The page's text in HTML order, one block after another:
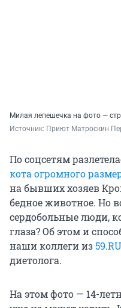
Милая лепешечка на фото —
Источник: Приют Матроскин
По соцсетям
кота огромного
на бывших хозяев
бедное животное. Но
сердобольные люди,
глаза? Об этом и
наши коллеги из59.RU
диетолога.
На этом фото — 14-